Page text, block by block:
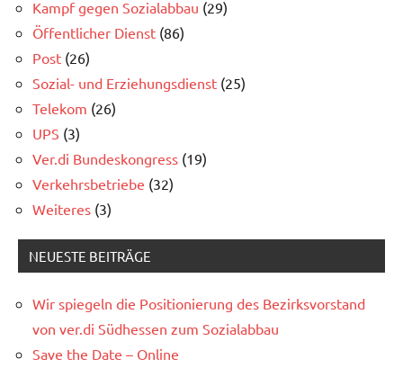
Kampf gegen Sozialabbau (29)
Öffentlicher Dienst (86)
Post (26)
Sozial- und Erziehungsdienst (25)
Telekom (26)
UPS (3)
Ver.di Bundeskongress (19)
Verkehrsbetriebe (32)
Weiteres (3)
NEUESTE BEITRÄGE
Wir spiegeln die Positionierung des Bezirksvorstand
von ver.di Südhessen zum Sozialabbau
Save the Date – Online